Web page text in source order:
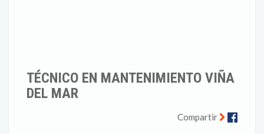
TÉCNICO EN MANTENIMIENTO VIÑA
DEL MAR
Compartir